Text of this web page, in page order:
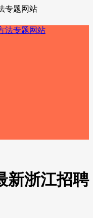
专题网站
新浙江招聘